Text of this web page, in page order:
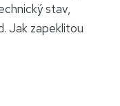
stav,
Jak zapeklitou